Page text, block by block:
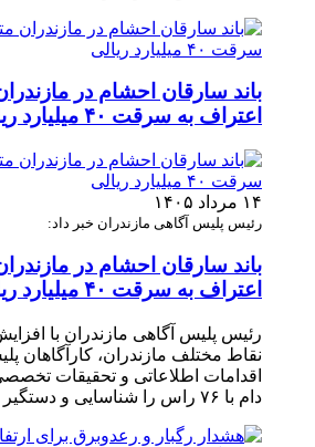
باند سارقان احشام در
اعتراف به سرقت ۴۰ میلیارد ریالی
۱۴ مرداد ۱۴۰۵
رئیس پلیس آگاهی مازندران خبر داد:
باند سارقان احشام در
اعتراف به سرقت ۴۰ میلیارد ریالی
رئیس پلیس آگاهی مازندران با
نقاط مختلف مازندران، کارآگاهان
اقدامات اطلاعاتی و تحقیقات
دام با ۷۶ راس را شناسایی و دستگیر کردند.